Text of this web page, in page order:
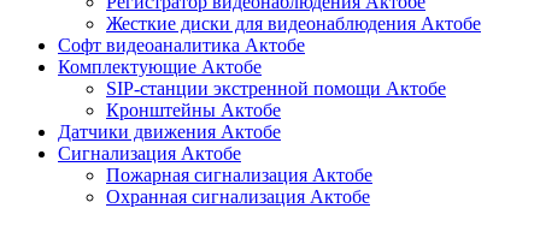
Жесткие диски для видеонаблюдения Актобе
Софт видеоаналитика Актобе
Комплектующие Актобе
SIP-станции экстренной помощи Актобе
Кронштейны Актобе
Датчики движения Актобе
Сигнализация Актобе
Пожарная сигнализация Актобе
Охранная сигнализация Актобе